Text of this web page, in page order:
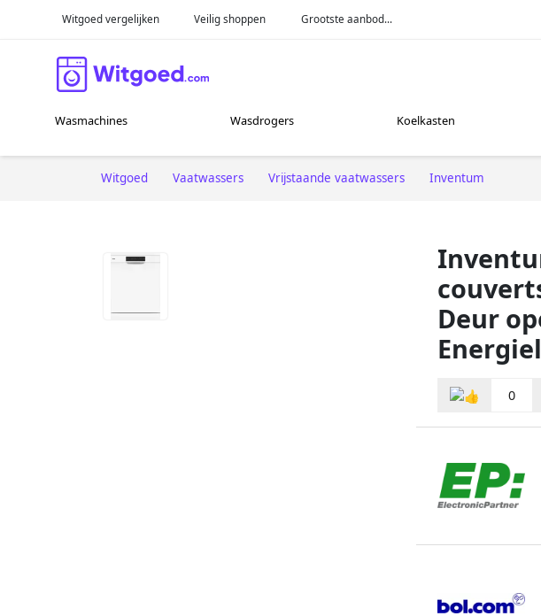
Witgoed vergelijken Veilig shoppen Grootste aanbod...
Wasmachines Wasdrogers Koelkasten
Witgoed Vaatwassers Vrijstaande vaatwassers Inventum
Deur
0